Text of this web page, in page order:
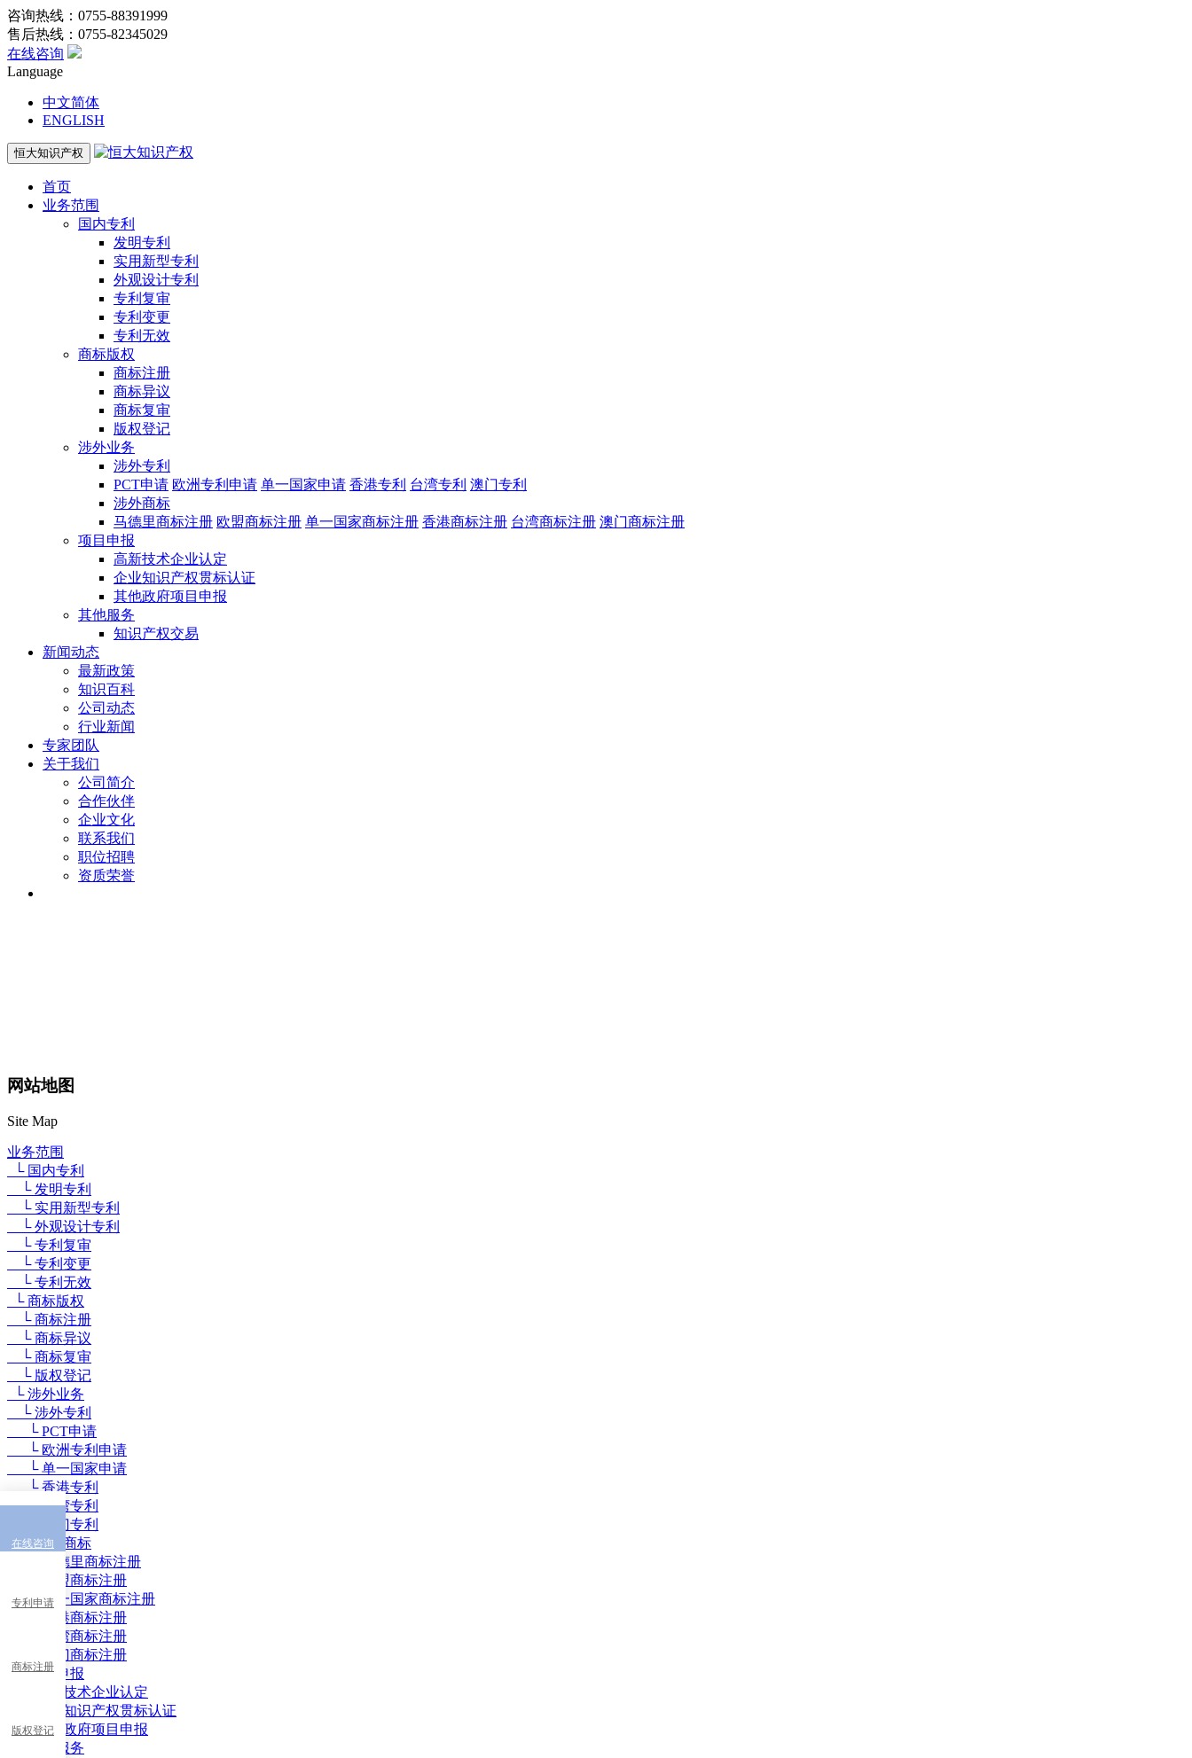
咨询热线：0755-88391999
售后热线：0755-82345029
在线咨询
Language
中文简体
ENGLISH
恒大知识产权
首页
业务范围
国内专利
发明专利
实用新型专利
外观设计专利
专利复审
专利变更
专利无效
商标版权
商标注册
商标异议
商标复审
版权登记
涉外业务
涉外专利
PCT申请 欧洲专利申请 单一国家申请 香港专利 台湾专利 澳门专利
涉外商标
马德里商标注册 欧盟商标注册 单一国家商标注册 香港商标注册 台湾商标注册 澳门商标注册
项目申报
高新技术企业认定
企业知识产权贯标认证
其他政府项目申报
其他服务
知识产权交易
新闻动态
最新政策
知识百科
公司动态
行业新闻
专家团队
关于我们
公司简介
合作伙伴
企业文化
联系我们
职位招聘
资质荣誉
网站地图
Site Map
业务范围
└ 国内专利
└ 发明专利
└ 实用新型专利
└ 外观设计专利
└ 专利复审
└ 专利变更
└ 专利无效
└ 商标版权
└ 商标注册
└ 商标异议
└ 商标复审
└ 版权登记
└ 涉外业务
└ 涉外专利
└ PCT申请
└ 欧洲专利申请
└ 单一国家申请
└ 香港专利
└ 台湾专利
└ 澳门专利
└ 涉外商标
└ 马德里商标注册
└ 欧盟商标注册
└ 单一国家商标注册
└ 香港商标注册
└ 台湾商标注册
└ 澳门商标注册
└ 项目申报
└ 高新技术企业认定
└ 企业知识产权贯标认证
└ 其他政府项目申报
└ 其他服务
在线咨询
专利申请
商标注册
版权登记